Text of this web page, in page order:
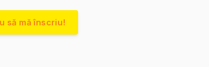
să mă înscriu!